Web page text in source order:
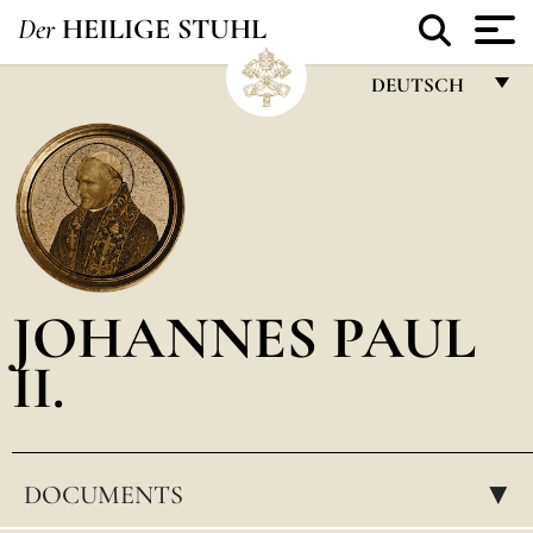
Der HEILIGE STUHL
DEUTSCH
ESPAÑOL
DEUTSCH
العربيّة
JOHANNES PAUL
II.
DOCUMENTS ▸